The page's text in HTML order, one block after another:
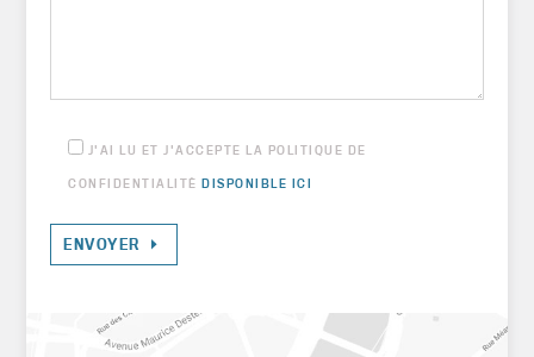
J'AI LU ET J'ACCEPTE LA POLITIQUE DE
CONFIDENTIALITÉDISPONIBLE ICI